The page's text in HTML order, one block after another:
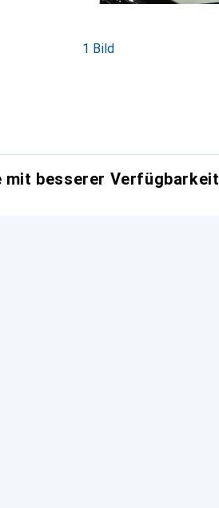
1 Bild
mit besserer Verfügbarkeit